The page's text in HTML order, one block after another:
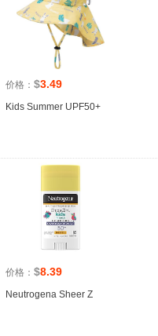
价格： $3.49
Kids Summer UPF50+
价格： $8.39
Neutrogena Sheer Z